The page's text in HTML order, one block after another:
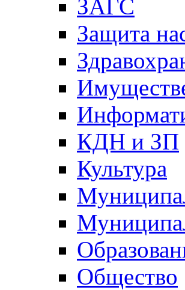
ЗАГС
Защита
КДН и ЗП
Культура
Общество